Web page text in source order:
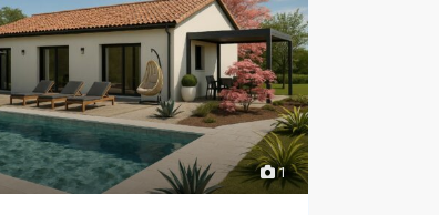
1